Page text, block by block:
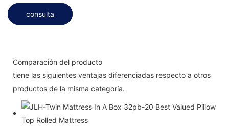
consulta
Comparación del producto
tiene las siguientes ventajas diferenciadas respecto a otros
productos de la misma categoría.